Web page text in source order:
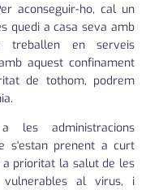
aconseguir-ho, cal un
quedi a casa seva amb
treballen en serveis
aquest confinament
de tothom, podrem
les administracions
s'estan prenent a curt
prioritat la salut de les
al virus, i